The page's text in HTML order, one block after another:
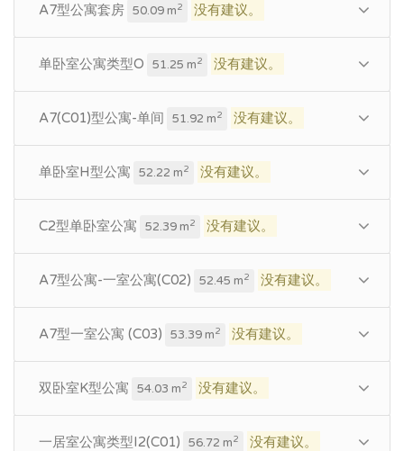
A7型公寓套房 50.09 m2 没有建议。
单卧室公寓类型O 51.25 m2 没有建议。
A7(C01)型公寓-单间 51.92 m2 没有建议。
单卧室H型公寓 52.22 m2 没有建议。
C2型单卧室公寓 52.39 m2 没有建议。
A7型公寓-一室公寓(C02) 52.45 m2 没有建议。
A7型一室公寓 (C03) 53.39 m2 没有建议。
双卧室K型公寓 54.03 m2 没有建议。
一居室公寓类型I2(C01) 56.72 m2 没有建议。